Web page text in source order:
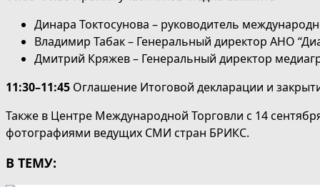
Динара Токтосунова – руководитель
Владимир Табак – Генеральный директор АНО
Дмитрий Кряжев – Генеральный директор
11:30–11:45 Оглашение Итоговой декларации и
Также в Центре Международной Торговли с 14
фотографиями ведущих СМИ стран БРИКС.
В ТЕМУ: